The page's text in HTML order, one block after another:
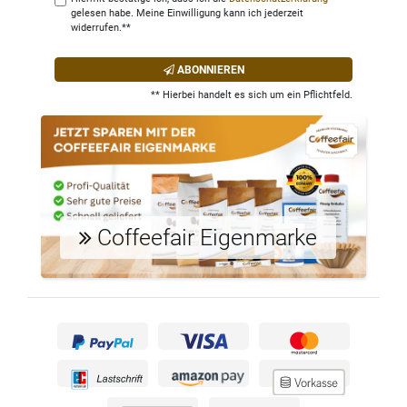
gelesen habe. Meine Einwilligung kann ich jederzeit
widerrufen.**
ABONNIEREN
** Hierbei handelt es sich um ein Pflichtfeld.
Coffeefair Eigenmarke